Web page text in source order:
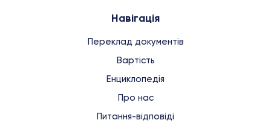
Навігація
Переклад документів
Вартість
Енциклопедія
Про нас
Питання-відповіді